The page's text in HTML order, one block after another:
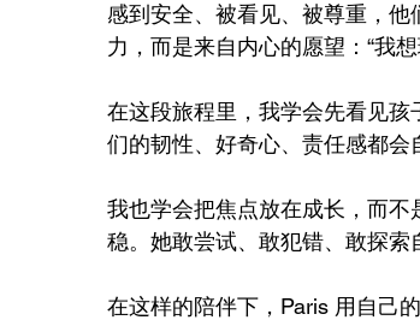
感到安全、被看见、被尊重，他
力，而是来自内心的愿望：“我
在这段旅程里，我学会先看见孩
们的韧性、好奇心、责任感都会
我也学会把焦点放在成长，而
稳。她敢尝试、敢犯错、敢探索
在这样的陪伴下，Paris 用自己